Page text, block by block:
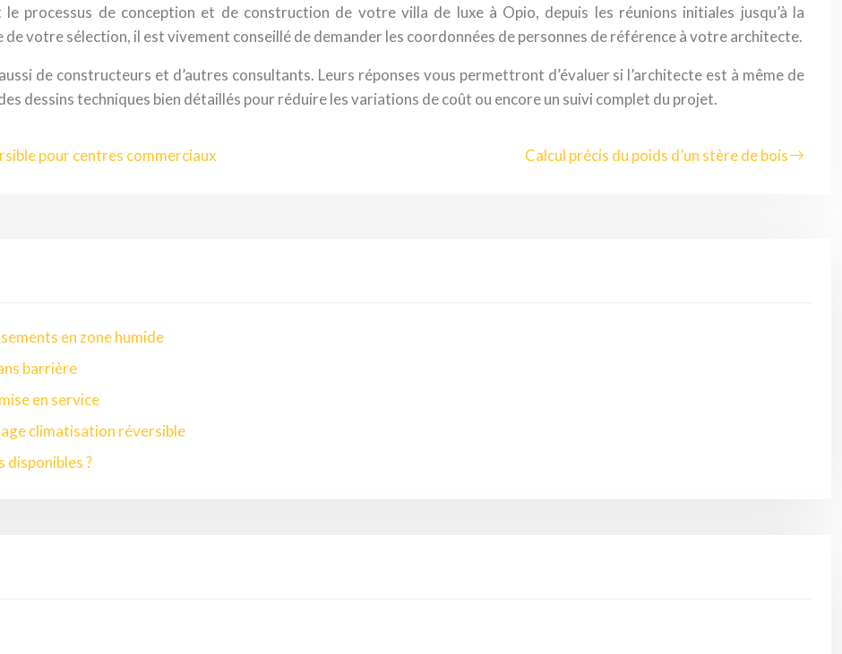
processus de conception et de construction de votre villa de luxe à Opio, depuis les réunions initiales jusqu’à la
de votre sélection, il est vivement conseillé de demander les coordonnées de personnes de référence à votre architecte.
de constructeurs et d’autres consultants. Leurs réponses vous permettront d’évaluer si l’architecte est à même de
dessins techniques bien détaillés pour réduire les variations de coût ou encore un suivi complet du projet.
pour centres commerciaux Calcul précis du poids d’un stère de bois
en zone humide
barrière
en service
climatisation réversible
disponibles ?